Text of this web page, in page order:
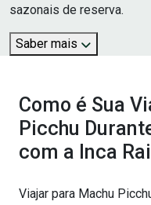
sazonais de reserva.
Saber mais
Como é Sua
Picchu
com a Inca Rail
Viajar para Machu